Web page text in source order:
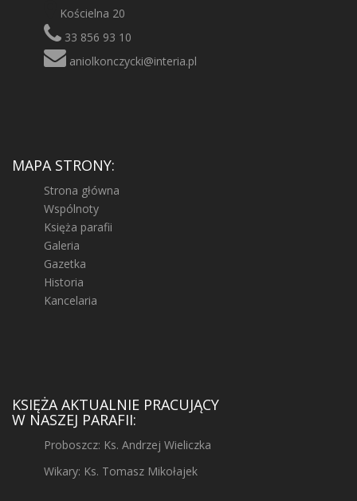
Kościelna 20
33 856 93 10
aniolkonczycki@interia.pl
MAPA STRONY:
Strona główna
Wspólnoty
Księża parafii
Galeria
Gazetka
Historia
Kancelaria
KSIĘŻA AKTUALNIE PRACUJĄCY
W NASZEJ PARAFII:
Proboszcz: Ks. Andrzej Wieliczka
Wikary: Ks. Tomasz Mikołajek